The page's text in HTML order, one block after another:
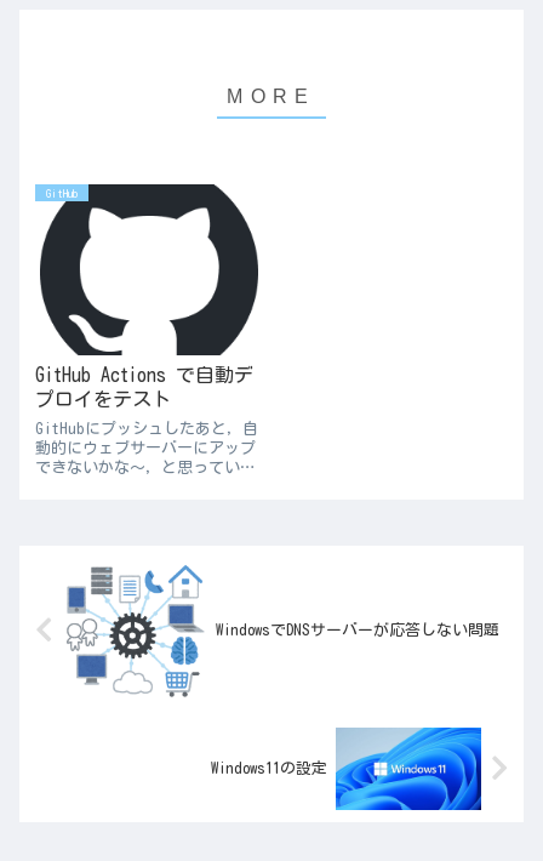
GitHub
GitHub Actions で自動デ
プロイをテスト
GitHubにプッシュしたあと，自
動的にウェブサーバーにアップ
できないかな～，と思っていた
WindowsでDNSサーバーが応答しない問題
Windows11の設定